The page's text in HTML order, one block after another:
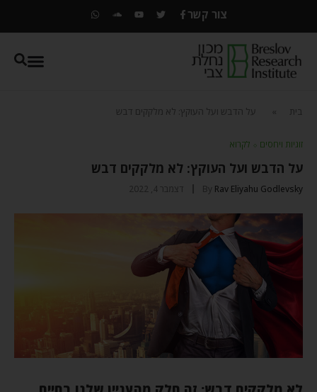
צור קשר
» על הדבש ועל העוקץ: לא מלקקים דבש
זוגיות ויחסים⬦לקרוא
על הדבש ועל העוקץ: לא מלקקים דבש
By Rav Eliyahu Godlevsky דצמבר 4, 2022